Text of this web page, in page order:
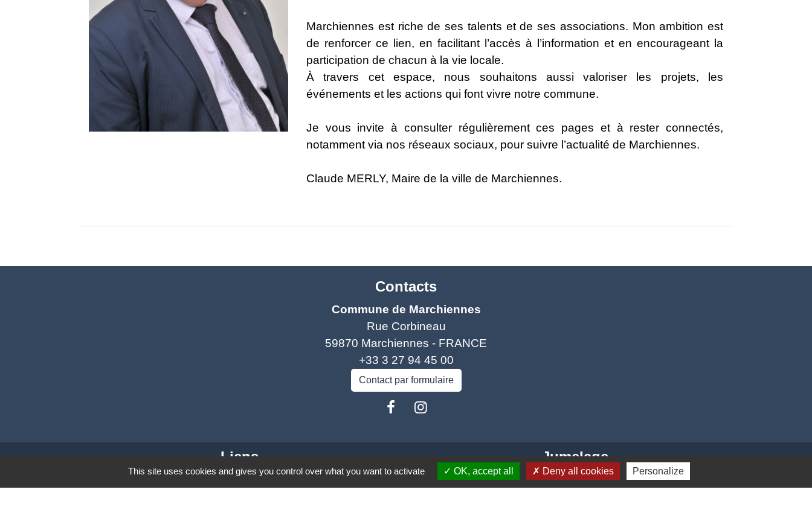
Marchiennes est riche de ses talents et de ses associations. Mon ambition est
de renforcer ce lien, en facilitant l’accès à l’information et en encourageant la
participation de chacun à la vie locale.
À travers cet espace, nous souhaitons aussi valoriser les projets, les
événements et les actions qui font vivre notre commune.
Je vous invite à consulter régulièrement ces pages et à rester connectés,
notamment via nos réseaux sociaux, pour suivre l’actualité de Marchiennes.
Claude MERLY, Maire de la ville de Marchiennes.
Contacts
Commune de Marchiennes
Rue Corbineau
59870 Marchiennes - FRANCE
+33 3 27 94 45 00
Contact par formulaire
Liens
Coeur d'Ostevent Tourisme
Jumelage
Speldhurst (Kent - ANGLETERRE)
This site uses cookies and gives you control over what you want to activate OK, accept all Deny all cookies Personalize